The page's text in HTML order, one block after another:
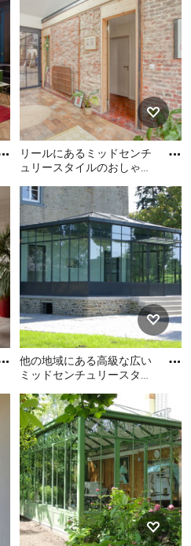
タイルのおしゃれなサンル
ームの写真
リールにあるミッドセンチ
ュリースタイルのおしゃれ
リールにあるミッドセンチ
ュリースタイルのおしゃれ
なサンルームの写真
他の地域にある高級な広い
ミッドセンチュリースタイ
の写真
他の地域にある高級な広い
ミッドセンチュリースタイ
ルのおしゃれなサンルーム
の写真